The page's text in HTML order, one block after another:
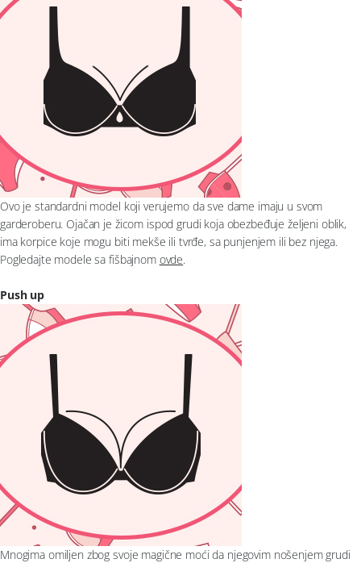
Ovo je standardni model koji verujemo da sve dame imaju u svom
garderoberu. Ojačan je žicom ispod grudi koja obezbeđuje željeni oblik,
ima korpice koje mogu biti mekše ili tvrđe, sa punjenjem ili bez njega.
Pogledajte modele sa fišbajnom ovde.
Push up
Mnogima omiljen zbog svoje magične moći da njegovim nošenjem grudi